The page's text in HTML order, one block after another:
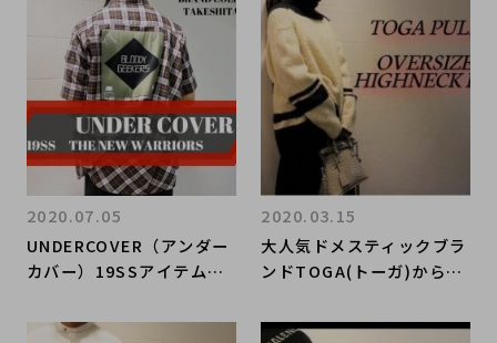
UNDERCOVER（アンダー
カバー）19SSアイテム買
ティックブランドのお買取
2020.07.05
大人気ドメスティックブラ
ンドTOGA(トーガ)からト
買取りさせて頂きました！
2020.03.15